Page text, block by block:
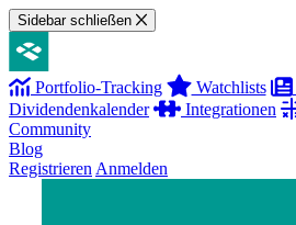
Sidebar schließen
Portfolio-Tracking Watchlists
Dividendenkalender
Integrationen
Community
Blog
Registrieren Anmelden